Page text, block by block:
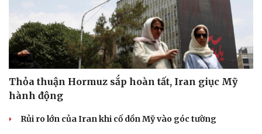
Thỏa thuận Hormuz sắp hoàn tất, Iran giục Mỹ
hành động
Rủi ro lớn của Iran khi cố dồn Mỹ vào góc tường